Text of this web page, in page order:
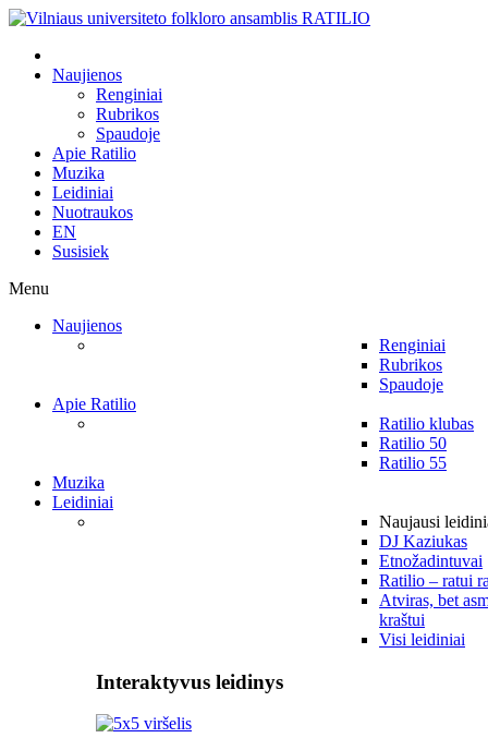
Naujienos
Renginiai
Rubrikos
Spaudoje
Apie Ratilio
Muzika
Leidiniai
Nuotraukos
EN
Susisiek
Menu
Naujienos
Renginiai
Rubrikos
Spaudoje
Apie Ratilio
Ratilio klubas
Ratilio 50
Ratilio 55
Muzika
Leidiniai
Naujausi
DJ Kaziukas
Etnožadintuvai
Ratilio – ratui
Atviras, bet
kraštui
Visi leidiniai
Interaktyvus leidinys